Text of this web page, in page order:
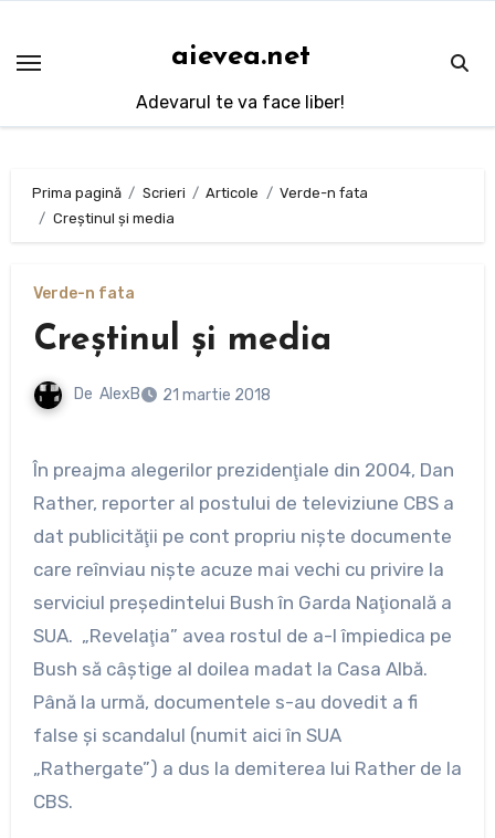
conținut
aievea.net
Adevarul te va face liber!
Prima pagină Scrieri Articole
Verde-n fata
Creştinul şi media
Verde-n fata
Creştinul şi media
De AlexB 21 martie 2018
În preajma alegerilor prezidenţiale din 2004, Dan
Rather, reporter al postului de televiziune CBS a
dat publicităţii pe cont propriu nişte documente
care reînviau nişte acuze mai vechi cu privire la
serviciul preşedintelui Bush în Garda Naţională a
SUA. „Revelaţia” avea rostul de a-l împiedica pe
Bush să câştige al doilea madat la Casa Albă.
Până la urmă, documentele s-au dovedit a fi
false şi scandalul (numit aici în SUA
„Rathergate”) a dus la demiterea lui Rather de la
CBS.